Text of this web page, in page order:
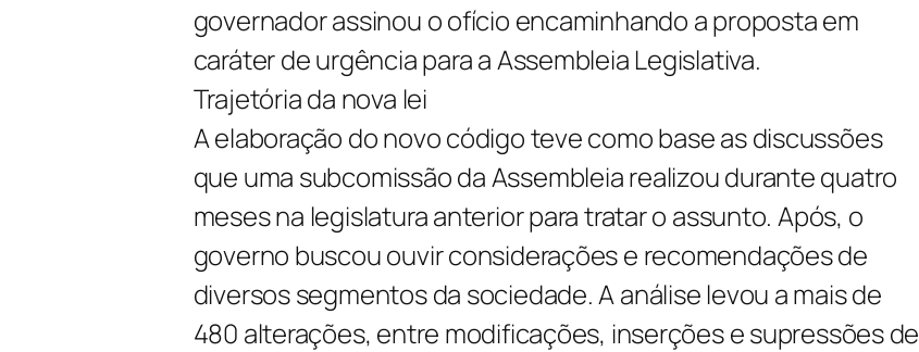
governador assinou o ofício encaminhando a proposta em
caráter de urgência para a Assembleia Legislativa.
Trajetória da nova lei
A elaboração do novo código teve como base as discussões
que uma subcomissão da Assembleia realizou durante quatro
meses na legislatura anterior para tratar o assunto. Após, o
governo buscou ouvir considerações e recomendações de
diversos segmentos da sociedade. A análise levou a mais de
480 alterações, entre modificações, inserções e supressões de